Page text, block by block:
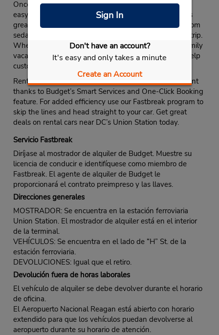
Sign In
Don't have an account?
It's easy and only takes a minute
Create an Account
Once you arrive in DC, renting a car at Union Station is
easy. A dedicated Union Station Budget office provides
great deals on a wide range of premium rental cars. From
sedans to minivans, Budget has cars perfect for every trip.
Whether you’re traveling for business or enjoying a family
vacation, accessories like GPS and child safety seats help
customize your rental.
Renting a car near Union Station is incredibly convenient
thanks to Budget’s Smart Services and One-Click Booking
feature. For added efficiency use our Fastbreak program to
skip the lines and head straight to your car. Get great
deals on rental cars near DC’s Union Station today.
Servicio Fastbreak
Diríjase al mostrador de alquiler de Budget. Muestre su
licencia de conducir e identifíquese como miembro de
Fastbreak. El agente de alquiler de Budget le
proporcionará el contrato preimpreso y las llaves.
Direcciones generales
MOSTRADOR: Se encuentra en la estación ferroviaria
Union Station. El mostrador de alquiler está en el interior
de la terminal.
VEHÍCULOS: Se encuentra en el lado de “H” St. de la
estación ferroviaria.
DEVOLUCIONES: Igual que el retiro.
Devolución fuera de horas laborales
El vehículo de alquiler se debe devolver durante el horario
de oficina.
El Aeropuerto Nacional Reagan está abierto con horario
extendido para que los vehículos puedan devolverse al
aeropuerto durante su horario de atención.